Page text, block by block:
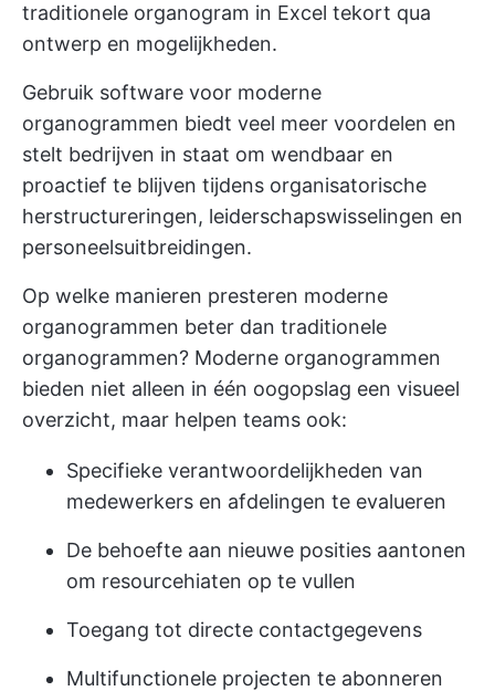
traditionele organogram in Excel tekort qua
ontwerp en mogelijkheden.
Gebruik software voor moderne
organogrammen biedt veel meer voordelen en
stelt bedrijven in staat om wendbaar en
proactief te blijven tijdens organisatorische
herstructureringen, leiderschapswisselingen en
personeelsuitbreidingen.
Op welke manieren presteren moderne
organogrammen beter dan traditionele
organogrammen? Moderne organogrammen
bieden niet alleen in één oogopslag een visueel
overzicht, maar helpen teams ook:
Specifieke verantwoordelijkheden van
medewerkers en afdelingen te evalueren
De behoefte aan nieuwe posities aantonen
om resourcehiaten op te vullen
Toegang tot directe contactgegevens
Multifunctionele projecten te abonneren